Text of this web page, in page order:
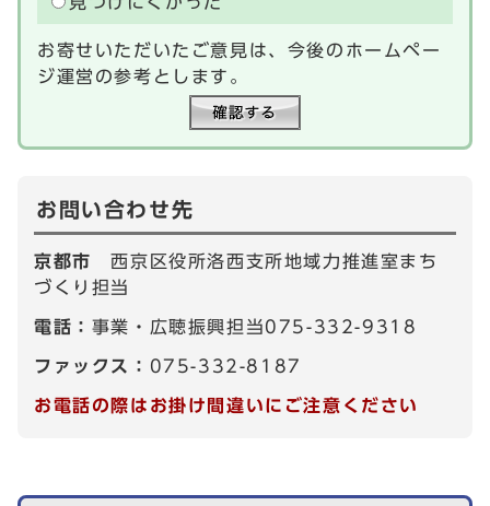
お寄せいただいたご意見は、今後のホームペー
ジ運営の参考とします。
お問い合わせ先
京都市西京区役所洛西支所地域力推進室まち
づくり担当
電話： 事業・広聴振興担当075-332-9318
ファックス： 075-332-8187
お電話の際はお掛け間違いにご注意ください